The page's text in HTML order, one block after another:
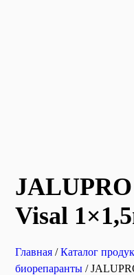
Visal
Главная /Каталог
биорепаранты /